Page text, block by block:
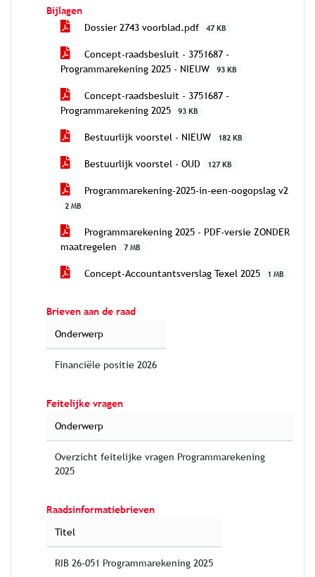
Bijlagen
Dossier 2743 voorblad.pdf
47 KB
Concept-raadsbesluit - 3751687 -
Programmarekening 2025 - NIEUW
93 KB
Concept-raadsbesluit - 3751687 -
Programmarekening 2025
93 KB
Bestuurlijk voorstel - NIEUW 182 KB
Bestuurlijk voorstel - OUD 127 KB
Programmarekening-2025-in-een-oogopslag v2
2 MB
Programmarekening 2025 - PDF-versie ZONDER
maatregelen
7 MB
Concept-Accountantsverslag Texel 2025 1 MB
Brieven aan de raad
Onderwerp
Financiële positie 2026
Feitelijke vragen
Onderwerp
Overzicht feitelijke vragen Programmarekening
2025
Raadsinformatiebrieven
Titel
RIB 26-051 Programmarekening 2025